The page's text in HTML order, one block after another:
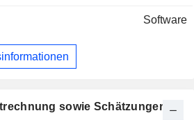
Software
sowie Schätzungen